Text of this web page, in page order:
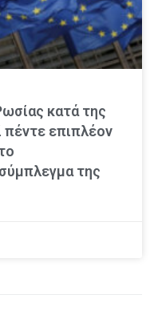
κατά της
πέντε επιπλέον
της